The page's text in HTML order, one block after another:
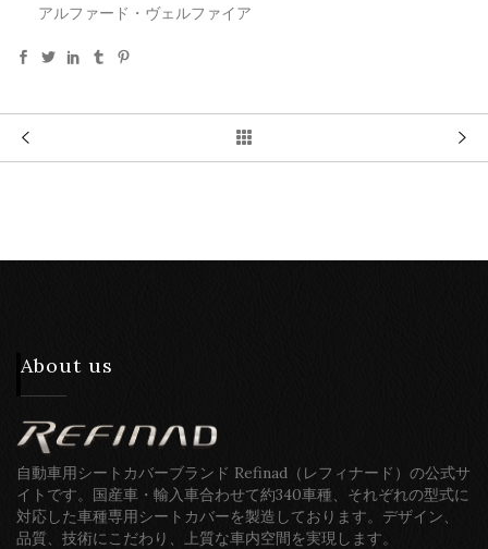
アルファード・ヴェルファイア
About us
自動車用シートカバーブランド Refinad（レフィナード）の公式サ
イトです。国産車・輸入車合わせて約340車種、それぞれの型式に
対応した車種専用シートカバーを製造しております。デザイン、
品質、技術にこだわり、上質な車内空間を実現します。